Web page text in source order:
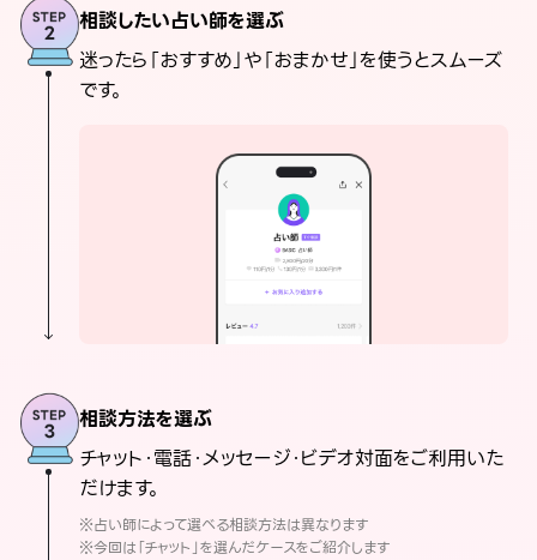
相談したい占い師を選ぶ
迷ったら「おすすめ」や「おまかせ」を使うとスムーズ
です。
相談方法を選ぶ
チャット・電話・メッセージ・ビデオ対面をご利用いた
だけます。
※占い師によって選べる相談方法は異なります
※今回は「チャット」を選んだケースをご紹介します